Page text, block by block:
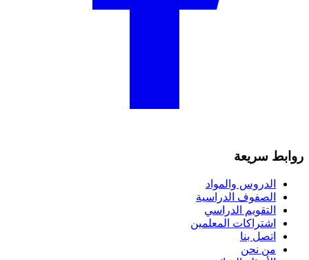
روابط سريعة
الدروس والمواد
الصفوف الدراسية
التقويم الدراسي
اشتراكات المعلمين
اتصل بنا
من نحن